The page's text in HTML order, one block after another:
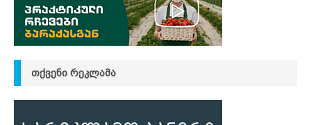
ᲗᲥᲕᲔᲜᲘ ᲠᲔᲙᲚᲐᲛᲐ